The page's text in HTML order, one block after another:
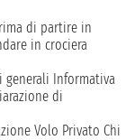
di partire in
in crociera
generali Informativa
di
Volo Privato Chi